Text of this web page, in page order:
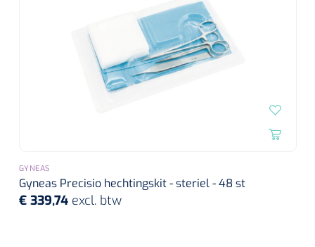
GYNEAS
Gyneas Precisio hechtingskit - steriel - 48 st
€ 339,74 excl. btw